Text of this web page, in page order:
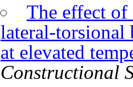
The effect of
lateral-torsional
at elevated
Constructional